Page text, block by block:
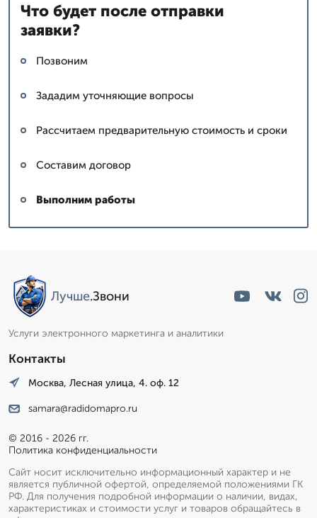
Что будет после отправки
заявки?
Позвоним
Зададим уточняющие вопросы
Рассчитаем предварительную стоимость и сроки
Составим договор
Выполним работы
Лучше.Звони
Услуги электронного маркетинга и аналитики
Контакты
Москва, Лесная улица, 4. оф. 12
samara@radidomapro.ru
© 2016 - 2026 гг.
Политика конфиденциальности
Сайт носит исключительно информационный характер и не
является публичной офертой, определяемой положениями ГК
РФ. Для получения подробной информации о наличии, видах,
характеристиках и стоимости услуг и товаров обращайтесь в
Пишет Вам...